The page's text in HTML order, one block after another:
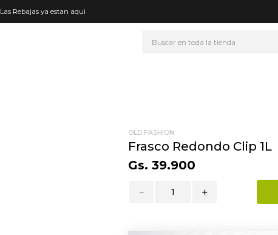
Las Rebajas ya estan aqui
OLD FASHION
Frasco Redondo Clip 1L
Gs. 39.900
＋
－